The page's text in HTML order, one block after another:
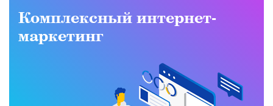
Комплексный интернет-
маркетинг